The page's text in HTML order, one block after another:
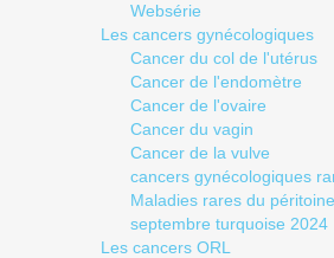
Websérie
Les cancers gynécologiques
Cancer du col de l'utérus
Cancer de l'endomètre
Cancer de l'ovaire
Cancer du vagin
Cancer de la vulve
cancers gynécologiques
Maladies rares du péritoine
septembre turquoise 2024
Les cancers ORL